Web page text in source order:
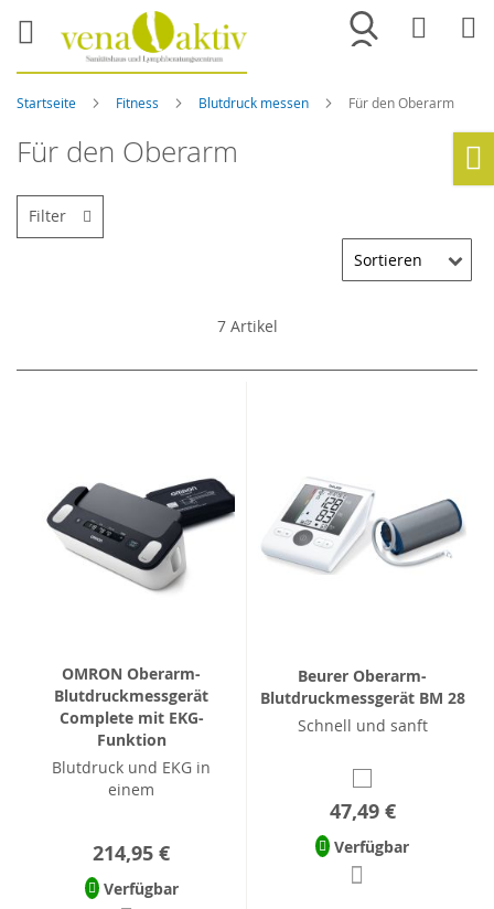
Merkliste
Startseite Fitness Blutdruck messen Für den Oberarm
Für den Oberarm
7Artikel
OMRON Oberarm-
Blutdruckmessgerät
Complete mit EKG-
Funktion
Blutdruck und EKG in
einem
214,95 €
Verfügbar
Beurer Oberarm-
Blutdruckmessgerät BM 28
Schnell und sanft
47,49 €
Verfügbar
Filter